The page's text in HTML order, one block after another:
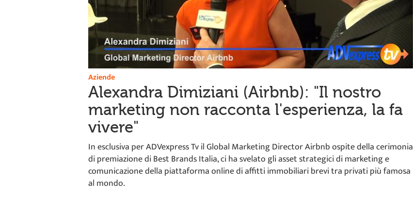
Aziende
Alexandra Dimiziani (Airbnb): "Il nostro
marketing non racconta l'esperienza, la fa
vivere"
In esclusiva per ADVexpress Tv il Global Marketing Director Airbnb ospite della cerimonia
di premiazione di Best Brands Italia, ci ha svelato gli asset strategici di marketing e
comunicazione della piattaforma online di affitti immobiliari brevi tra privati più famosa
al mondo.